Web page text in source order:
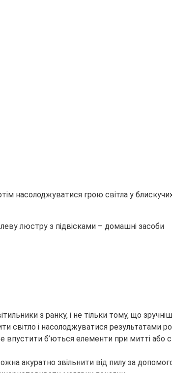
насолоджуватися грою світла у
з ранку, і не тільки тому, що
світло і насолоджуватися результатами
б’ються елементи при митті або
акуратно звільнити від пилу за